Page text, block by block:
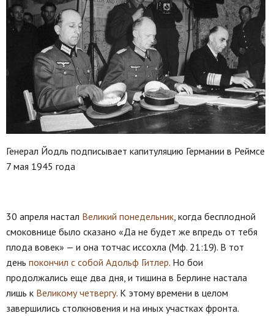
Генерал Йодль подписывает капитуляцию Германии в Реймсе
7 мая 1945 года
30 апреля настал Великий понедельник , когда бесплодной
смоковнице было сказано «Да не будет же впредь от тебя
плода вовек» — и она тотчас иссохла (Мф. 21:19). В тот
день покончил с собой Адольф Гитлер. Но бои
продолжались еще два дня, и тишина в Берлине настала
лишь к Великому четвергу. К этому времени в целом
завершились столкновения и на иных участках фронта.